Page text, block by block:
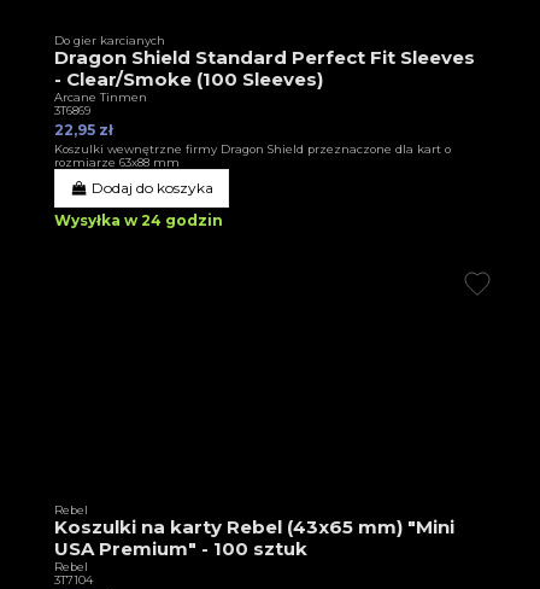
Do gier karcianych
Dragon Shield Standard Perfect Fit Sleeves
- Clear/Smoke (100 Sleeves)
Arcane Tinmen
3T6869
22,95 zł
Koszulki wewnętrzne firmy Dragon Shield przeznaczone dla kart o
rozmiarze 63x88 mm
Dodaj do koszyka
Wysyłka w 24 godzin
Rebel
Koszulki na karty Rebel (43x65 mm) "Mini
USA Premium" - 100 sztuk
Rebel
3T7104